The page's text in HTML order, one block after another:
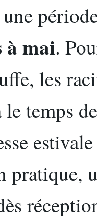
à mai.
les
le temps
pratique,